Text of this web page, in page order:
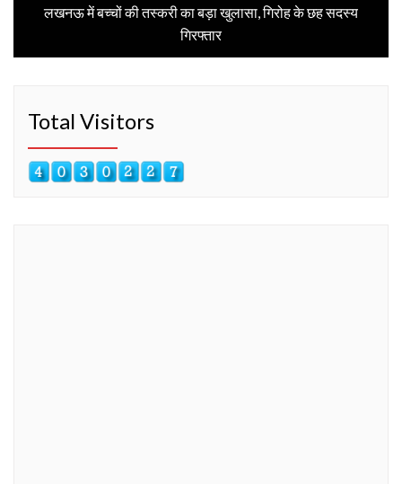
post:
लखनऊ में बच्चों की तस्करी का बड़ा खुलासा, गिरोह के छह सदस्य
गिरफ्तार
Total Visitors